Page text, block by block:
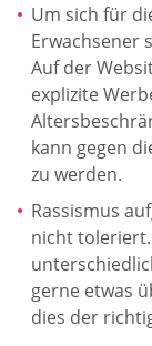
Um sich für
Erwachsener
Auf der
explizite
kann gegen
zu werden.
Rassismus
nicht toleriert.
gerne etwas
dies der